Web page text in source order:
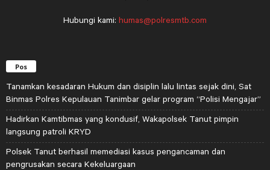
Hubungi kami: humas@polresmtb.com
Pos
Tanamkan kesadaran Hukum dan disiplin lalu lintas sejak dini, Sat
Binmas Polres Kepulauan Tanimbar gelar program “Polisi Mengajar”
Hadirkan Kamtibmas yang kondusif, Wakapolsek Tanut pimpin
langsung patroli KRYD
Polsek Tanut berhasil memediasi kasus pengancaman dan
pengrusakan secara Kekeluargaan